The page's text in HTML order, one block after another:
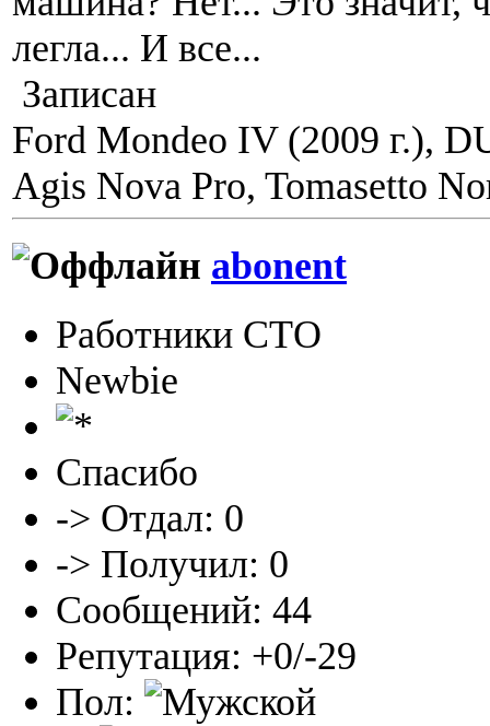
легла... И все...
Записан
Ford Mondeo IV (2009 г.),
Agis Nova Pro, Tomasetto
abonent
Работники СТО
Newbie
Спасибо
-> Отдал: 0
-> Получил: 0
Сообщений: 44
Репутация: +0/-29
Пол: